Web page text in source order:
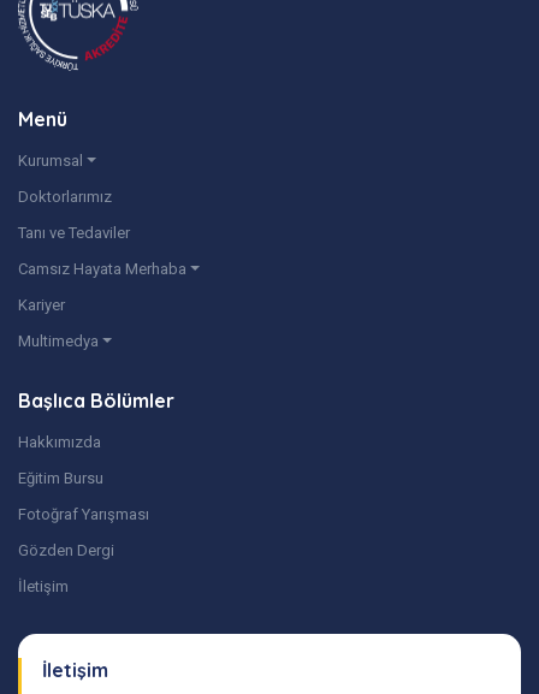
Menü
Kurumsal
Doktorlarımız
Tanı ve Tedaviler
Camsız Hayata Merhaba
Kariyer
Multimedya
Başlıca Bölümler
Hakkımızda
Eğitim Bursu
Fotoğraf Yarışması
Gözden Dergi
İletişim
İletişim